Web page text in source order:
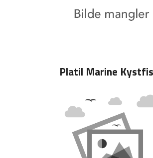
Platil Marine